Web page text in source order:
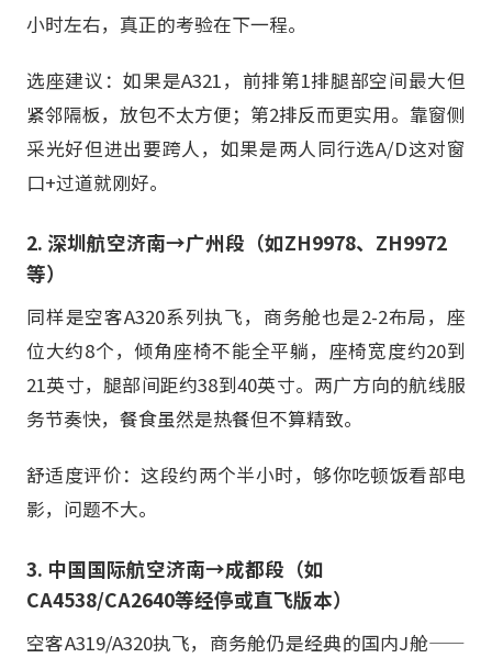
小时左右，真正的考验在下一程。
选座建议：如果是A321，前排第1排腿部空间最大但
紧邻隔板，放包不太方便；第2排反而更实用。靠窗侧
采光好但进出要跨人，如果是两人同行选A/D这对窗
口+过道就刚好。
2. 深圳航空济南→广州段（如ZH9978、ZH9972
等）
同样是空客A320系列执飞，商务舱也是2-2布局，座
位大约8个，倾角座椅不能全平躺，座椅宽度约20到
21英寸，腿部间距约38到40英寸。两广方向的航线服
务节奏快，餐食虽然是热餐但不算精致。
舒适度评价：这段约两个半小时，够你吃顿饭看部电
影，问题不大。
3. 中国国际航空济南→成都段（如
CA4538/CA2640等经停或直飞版本）
空客A319/A320执飞，商务舱仍是经典的国内J舱——